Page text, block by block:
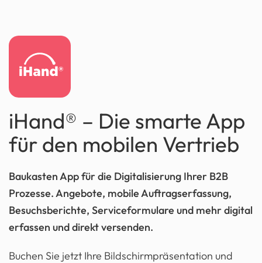
iHand® – Die smarte App
für den mobilen Vertrieb
Baukasten App für die Digitalisierung Ihrer B2B
Prozesse. Angebote, mobile Auftragserfassung,
Besuchsberichte, Serviceformulare und mehr digital
erfassen und direkt versenden.
Buchen Sie jetzt Ihre Bildschirmpräsentation und